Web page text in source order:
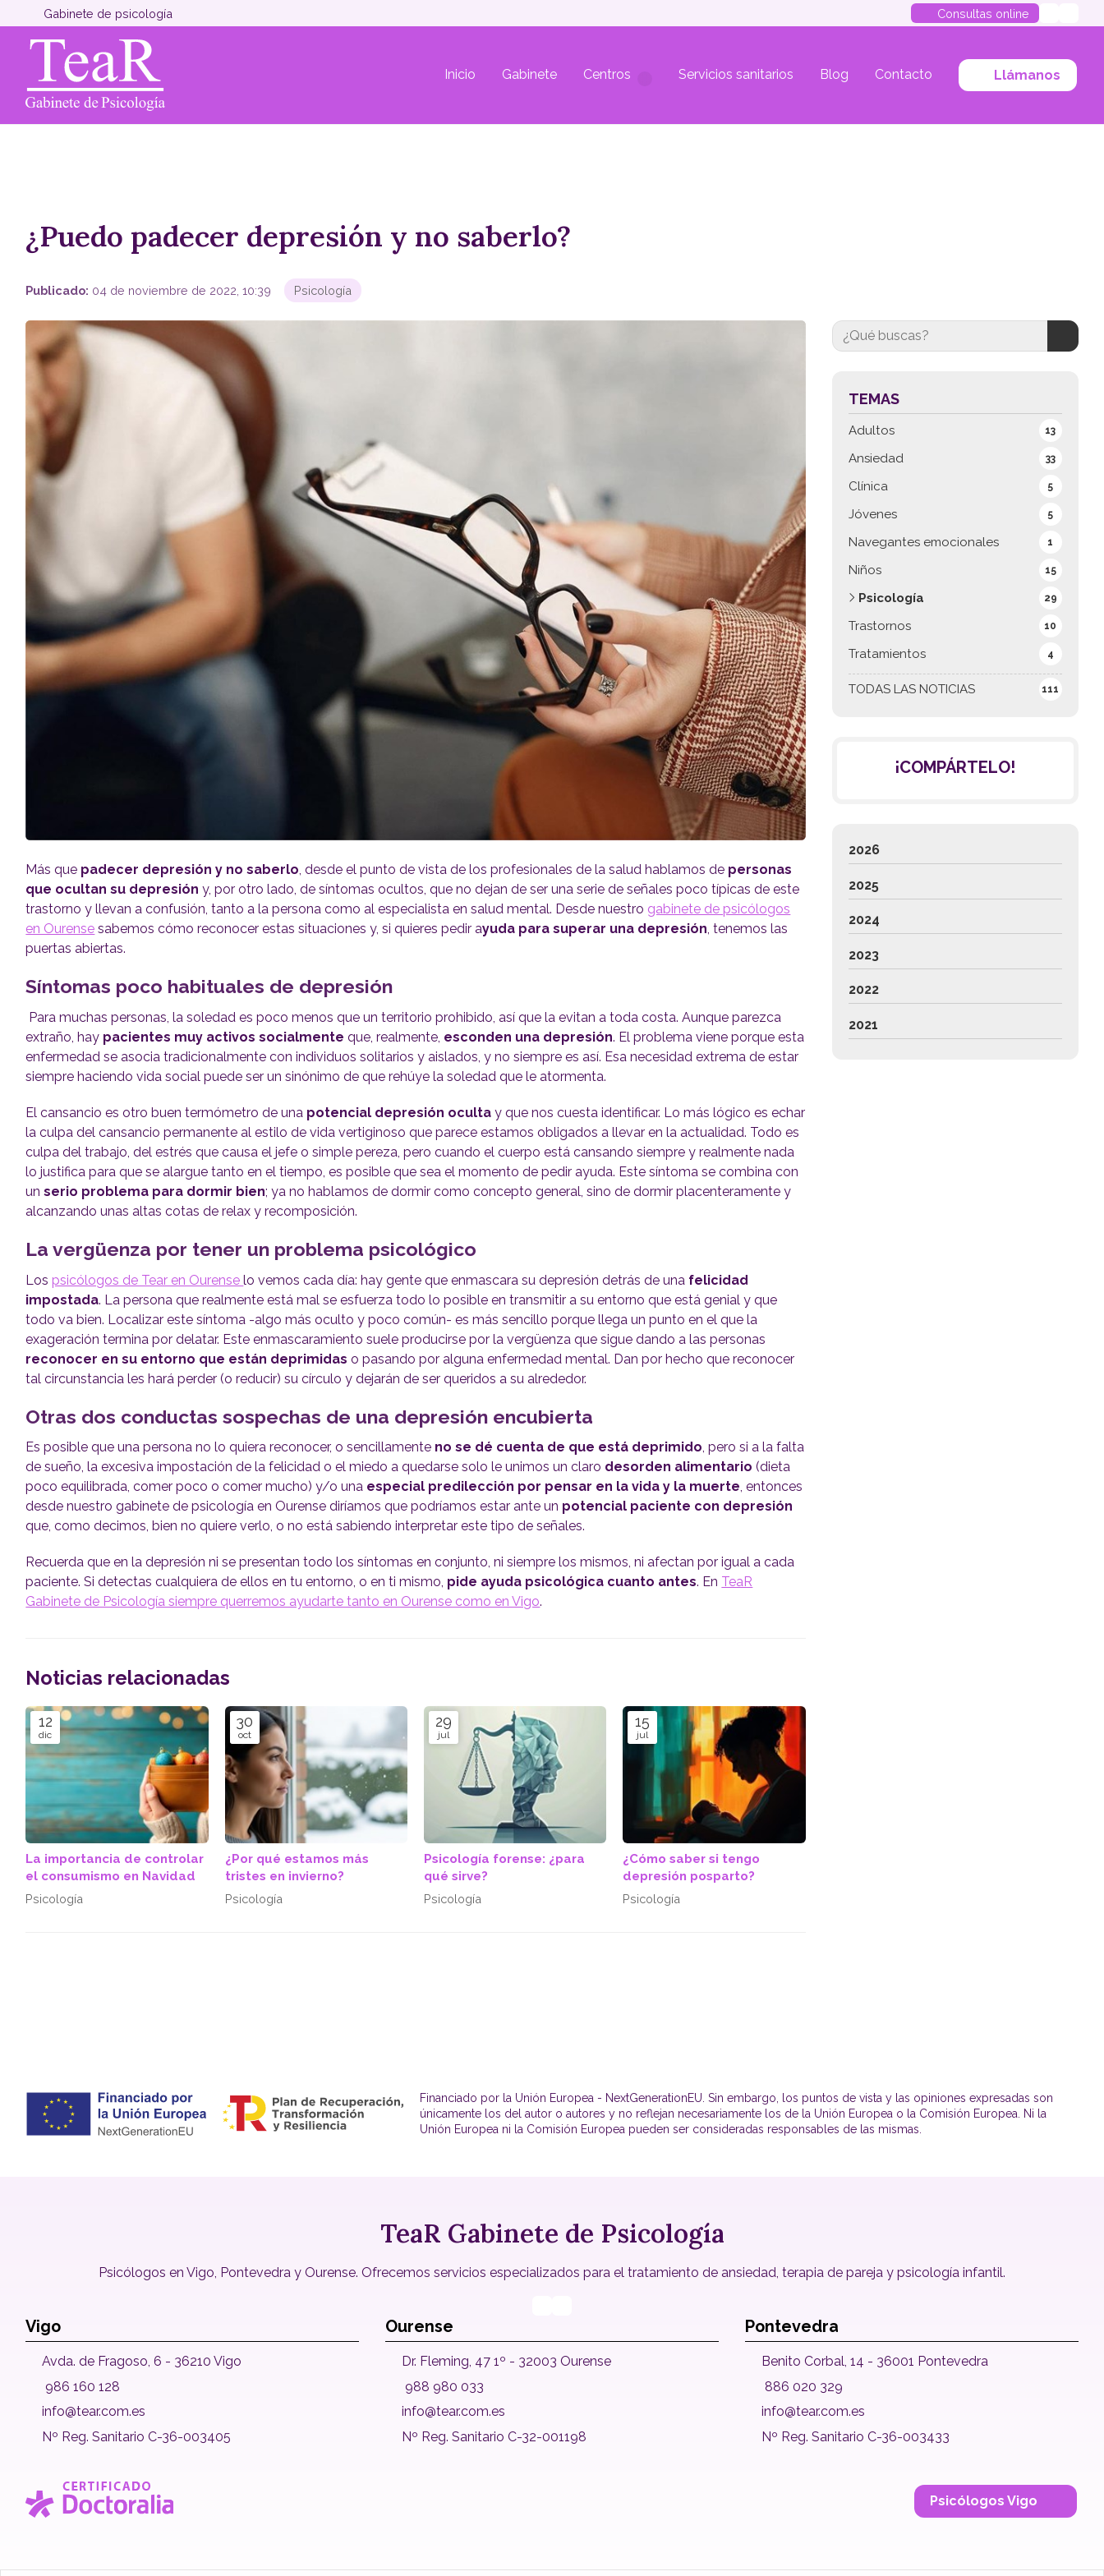
Gabinete de psicología Consultas online
Inicio Gabinete Centros Servicios sanitarios Blog Contacto Llámanos
¿Puedo padecer depresión y no saberlo?
Publicado: 04 de noviembre de 2022, 10:39 Psicología
TEMAS
TODAS LAS NOTICIAS 111
Adultos 13
Ansiedad 33
Clínica 5
Jóvenes 5
Navegantes emocionales 1
Niños 15
Psicología 29
Trastornos 10
Tratamientos 4
Más que padecer depresión y no saberlo, desde el punto de vista de los profesionales de la salud hablamos de personas
que ocultan su depresión y, por otro lado, de síntomas ocultos, que no dejan de ser una serie de señales poco típicas de este
trastorno y llevan a confusión, tanto a la persona como al especialista en salud mental. Desde nuestro gabinete de psicólogos
en Ourense sabemos cómo reconocer estas situaciones y, si quieres pedir ayuda para superar una depresión, tenemos las
puertas abiertas.
Síntomas poco habituales de depresión
Para muchas personas, la soledad es poco menos que un territorio prohibido, así que la evitan a toda costa. Aunque parezca
extraño, hay pacientes muy activos socialmente que, realmente, esconden una depresión. El problema viene porque esta
enfermedad se asocia tradicionalmente con individuos solitarios y aislados, y no siempre es así. Esa necesidad extrema de estar
siempre haciendo vida social puede ser un sinónimo de que rehúye la soledad que le atormenta.
El cansancio es otro buen termómetro de una potencial depresión oculta y que nos cuesta identificar. Lo más lógico es echar
la culpa del cansancio permanente al estilo de vida vertiginoso que parece estamos obligados a llevar en la actualidad. Todo es
culpa del trabajo, del estrés que causa el jefe o simple pereza, pero cuando el cuerpo está cansando siempre y realmente nada
lo justifica para que se alargue tanto en el tiempo, es posible que sea el momento de pedir ayuda. Este síntoma se combina con
unserio problema para dormir bien; ya no hablamos de dormir como concepto general, sino de dormir placenteramente y
alcanzando unas altas cotas de relax y recomposición.
La vergüenza por tener un problema psicológico
Lospsicólogos de Tear en Ourenselo vemos cada día: hay gente que enmascara su depresión detrás de una felicidad
impostada. La persona que realmente está mal se esfuerza todo lo posible en transmitir a su entorno que está genial y que
todo va bien. Localizar este síntoma -algo más oculto y poco común- es más sencillo porque llega un punto en el que la
exageración termina por delatar. Este enmascaramiento suele producirse por la vergüenza que sigue dando a las personas
reconocer en su entorno que están deprimidas o pasando por alguna enfermedad mental. Dan por hecho que reconocer
tal circunstancia les hará perder (o reducir) su círculo y dejarán de ser queridos a su alrededor.
Otras dos conductas sospechas de una depresión encubierta
Es posible que una persona no lo quiera reconocer, o sencillamente no se dé cuenta de que está deprimido, pero si a la falta
de sueño, la excesiva impostación de la felicidad o el miedo a quedarse solo le unimos un claro desorden alimentario (dieta
poco equilibrada, comer poco o comer mucho) y/o una especial predilección por pensar en la vida y la muerte, entonces
desde nuestro gabinete de psicología en Ourense diríamos que podríamos estar ante un potencial paciente con depresión
que, como decimos, bien no quiere verlo, o no está sabiendo interpretar este tipo de señales.
Recuerda que en la depresión ni se presentan todo los síntomas en conjunto, ni siempre los mismos, ni afectan por igual a cada
paciente. Si detectas cualquiera de ellos en tu entorno, o en ti mismo, pide ayuda psicológica cuanto antes. En TeaR
Gabinete de Psicología siempre querremos ayudarte tanto en Ourense como en Vigo.
Noticias relacionadas
12
dic
La importancia de controlar
el consumismo en Navidad
Psicología
30
oct
¿Por qué estamos más
tristes en invierno?
Psicología
29
jul
Psicología forense: ¿para
qué sirve?
Psicología
15
jul
¿Cómo saber si tengo
depresión posparto?
Psicología
¡COMPÁRTELO!
2026
2025
2024
2023
2022
2021
Financiado por la Unión Europea - NextGenerationEU. Sin embargo, los puntos de vista y las opiniones expresadas son
únicamente los del autor o autores y no reflejan necesariamente los de la Unión Europea o la Comisión Europea. Ni la
Unión Europea ni la Comisión Europea pueden ser consideradas responsables de las mismas.
TeaR Gabinete de Psicología
Psicólogos en Vigo, Pontevedra y Ourense. Ofrecemos servicios especializados para el tratamiento de ansiedad, terapia de pareja y psicología infantil.
Vigo
Avda. de Fragoso, 6 - 36210 Vigo
986 160 128
info@tear.com.es
Nº Reg. Sanitario C-36-003405
Ourense
Dr. Fleming, 47 1º - 32003 Ourense
988 980 033
info@tear.com.es
Nº Reg. Sanitario C-32-001198
Pontevedra
Benito Corbal, 14 - 36001 Pontevedra
886 020 329
info@tear.com.es
Nº Reg. Sanitario C-36-003433
Psicólogos Vigo